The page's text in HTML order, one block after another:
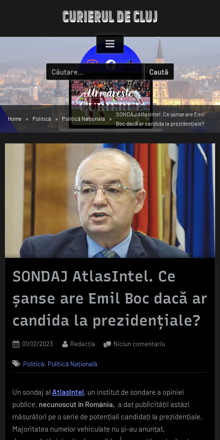
Caută
după:
Home Politică Politică Națională
SONDAJ AtlasIntel. Ce șanse are Emil
Boc dacă ar candida la prezidențiale?
SONDAJ AtlasIntel. Ce
șanse are Emil Boc dacă ar
candida la prezidențiale?
Posted
01/02/2023 By
Redacția Niciun comentariu
Ce
are
Emil
Boc
Politică, Politică Națională
Un sondaj alAtlasIntel, un institut de sondare a opiniei
publice, necunoscut în România, a dat publicității astăzi
măsurători pe o serie de potențiali candidați la prezidențiale.
Majoritatea numelor vehiculate nu și-au anunțat,